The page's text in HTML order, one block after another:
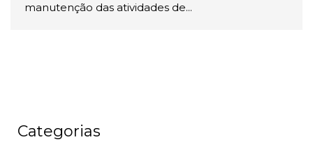
manutenção das atividades de...
Categorias